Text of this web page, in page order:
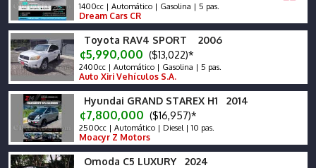
1400cc | Automático | Gasolina | 5 pas.
Dream Cars CR
Toyota RAV4 SPORT 2006
¢5,990,000 ($13,022)*
2400cc | Automático | Gasolina | 5 pas.
Auto Xiri Vehículos S.A.
Hyundai GRAND STAREX H1 2014
¢7,800,000 ($16,957)*
2500cc | Automático | Diesel | 10 pas.
Moacyr Z Motors
Omoda C5 LUXURY 2024